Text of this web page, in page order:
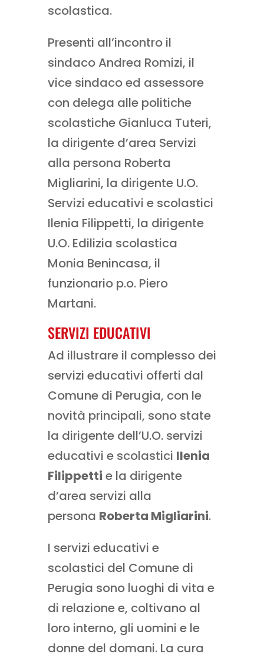
scolastica.
Presenti all’incontro il
sindaco Andrea Romizi, il
vice sindaco ed assessore
con delega alle politiche
scolastiche Gianluca Tuteri,
la dirigente d’area Servizi
alla persona Roberta
Migliarini, la dirigente U.O.
Servizi educativi e scolastici
Ilenia Filippetti, la dirigente
U.O. Edilizia scolastica
Monia Benincasa, il
funzionario p.o. Piero
Martani.
SERVIZI EDUCATIVI
Ad illustrare il complesso dei
servizi educativi offerti dal
Comune di Perugia, con le
novità principali, sono state
la dirigente dell’U.O. servizi
educativi e scolastici Ilenia
Filippetti e la dirigente
d’area servizi alla
persona Roberta Migliarini.
I servizi educativi e
scolastici del Comune di
Perugia sono luoghi di vita e
di relazione e, coltivano al
loro interno, gli uomini e le
donne del domani. La cura